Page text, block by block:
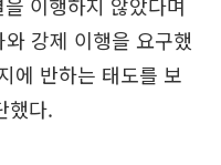
강제 이행을 요구했
에 반하는 태도를 보
했다.